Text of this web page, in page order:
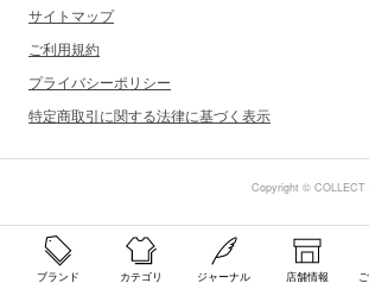
ブランド カテゴリ ジャーナル 店舗情報
サイトマップ
ご利用規約
プライバシーポリシー
特定商取引に関する法律に基づく表示
Copyright © COLLECT